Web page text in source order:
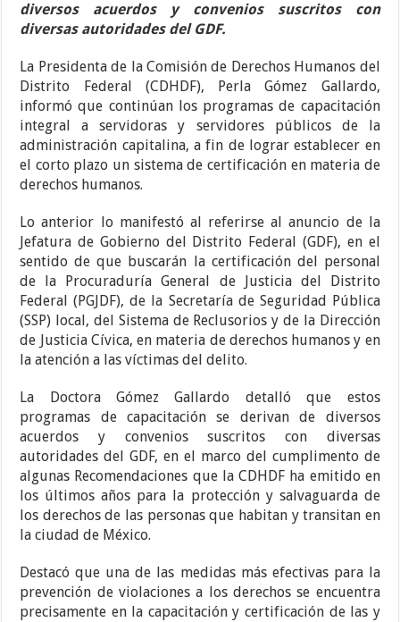
diversos acuerdos y convenios suscritos con
diversas autoridades del GDF.
La Presidenta de la Comisión de Derechos Humanos del
Distrito Federal (CDHDF), Perla Gómez Gallardo,
informó que continúan los programas de capacitación
integral a servidoras y servidores públicos de la
administración capitalina, a fin de lograr establecer en
el corto plazo un sistema de certificación en materia de
derechos humanos.
Lo anterior lo manifestó al referirse al anuncio de la
Jefatura de Gobierno del Distrito Federal (GDF), en el
sentido de que buscarán la certificación del personal
de la Procuraduría General de Justicia del Distrito
Federal (PGJDF), de la Secretaría de Seguridad Pública
(SSP) local, del Sistema de Reclusorios y de la Dirección
de Justicia Cívica, en materia de derechos humanos y en
la atención a las víctimas del delito.
La Doctora Gómez Gallardo detalló que estos
programas de capacitación se derivan de diversos
acuerdos y convenios suscritos con diversas
autoridades del GDF, en el marco del cumplimento de
algunas Recomendaciones que la CDHDF ha emitido en
los últimos años para la protección y salvaguarda de
los derechos de las personas que habitan y transitan en
la ciudad de México.
Destacó que una de las medidas más efectivas para la
prevención de violaciones a los derechos se encuentra
precisamente en la capacitación y certificación de las y